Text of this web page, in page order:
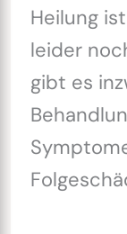
Heilung
leider
gibt es